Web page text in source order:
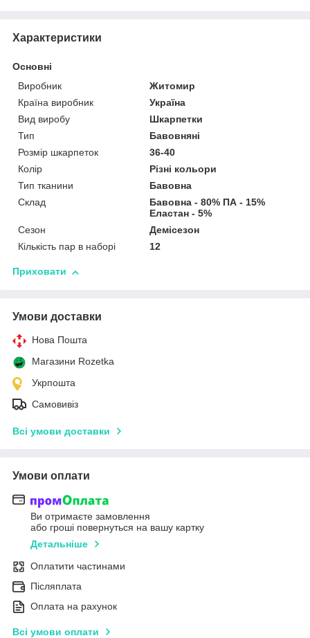
Характеристики
Основні
Виробник
Житомир
Країна виробник
Україна
Вид виробу
Шкарпетки
Тип
Бавовняні
Розмір шкарпеток
36-40
Колір
Різні кольори
Тип тканини
Бавовна
Склад
Бавовна - 80% ПА - 15%
Еластан - 5%
Сезон
Демісезон
Кількість пар в наборі
12
Приховати
Умови доставки
Нова Пошта
Магазини Rozetka
Укрпошта
Самовивіз
Всі умови доставки
Умови оплати
Ви отримаєте замовлення
або гроші повернуться на вашу картку
Детальніше
Оплатити частинами
Післяплата
Оплата на рахунок
Всі умови оплати